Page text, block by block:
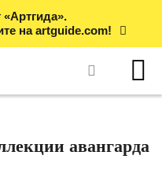
на artguide.com!
авангарда